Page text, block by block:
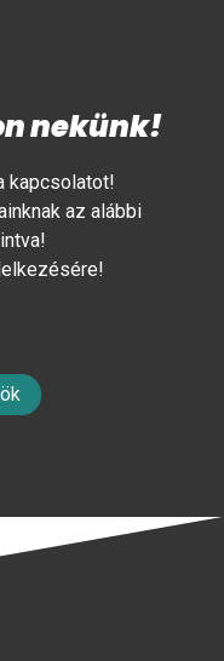
nekünk!
kapcsolatot!
az alábbi